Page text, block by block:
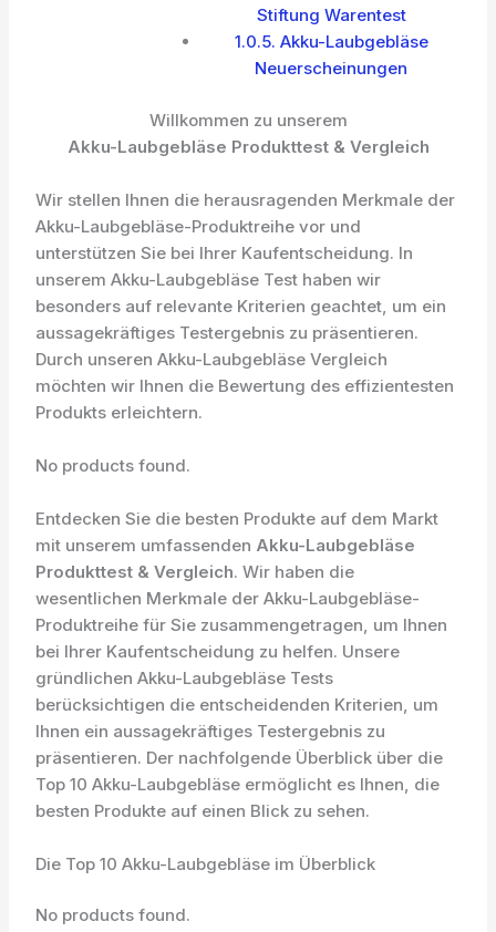
Stiftung Warentest
1.0.5. Akku-Laubgebläse
Neuerscheinungen
Willkommen zu unserem
Akku-Laubgebläse Produkttest & Vergleich
Wir stellen Ihnen die herausragenden Merkmale der
Akku-Laubgebläse-Produktreihe vor und
unterstützen Sie bei Ihrer Kaufentscheidung. In
unserem Akku-Laubgebläse Test haben wir
besonders auf relevante Kriterien geachtet, um ein
aussagekräftiges Testergebnis zu präsentieren.
Durch unseren Akku-Laubgebläse Vergleich
möchten wir Ihnen die Bewertung des effizientesten
Produkts erleichtern.
No products found.
Entdecken Sie die besten Produkte auf dem Markt
mit unserem umfassenden Akku-Laubgebläse
Produkttest & Vergleich. Wir haben die
wesentlichen Merkmale der Akku-Laubgebläse-
Produktreihe für Sie zusammengetragen, um Ihnen
bei Ihrer Kaufentscheidung zu helfen. Unsere
gründlichen Akku-Laubgebläse Tests
berücksichtigen die entscheidenden Kriterien, um
Ihnen ein aussagekräftiges Testergebnis zu
präsentieren. Der nachfolgende Überblick über die
Top 10 Akku-Laubgebläse ermöglicht es Ihnen, die
besten Produkte auf einen Blick zu sehen.
Die Top 10 Akku-Laubgebläse im Überblick
No products found.